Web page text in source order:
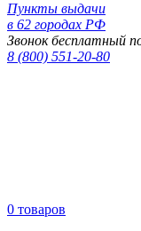
Пункты выдачи
в 62 городах РФ
Звонок бесплатный
8 (800) 551-20-80
0 товаров